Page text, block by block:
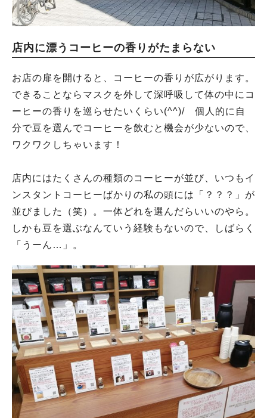
店内に漂うコーヒーの香りがたまらない
お店の扉を開けると、コーヒーの香りが広がります。
できることならマスクを外して深呼吸して体の中にコ
ーヒーの香りを巡らせたいくらい(^^)/ 個人的に自
分で豆を選んでコーヒーを飲むと機会が少ないので、
ワクワクしちゃいます！
店内にはたくさんの種類のコーヒーが並び、いつもイ
ンスタントコーヒーばかりの私の頭には「？？？」が
並びました（笑）。一体どれを選んだらいいのやら。
しかも豆を選ぶなんていう経験もないので、しばらく
「うーん…」。